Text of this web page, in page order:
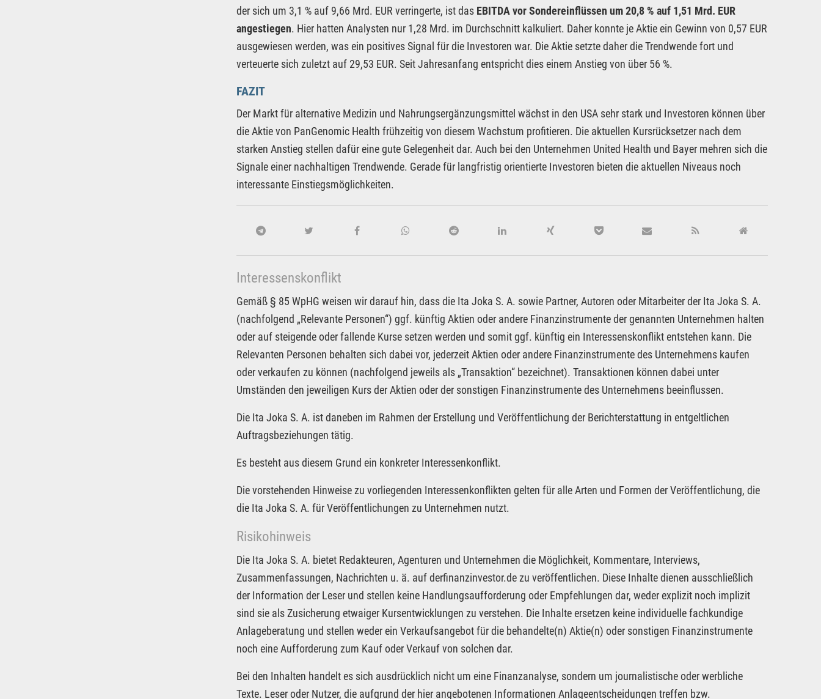
der sich um 3,1 % auf 9,66 Mrd. EUR verringerte, ist das EBITDA vor Sondereinflüssen um 20,8 % auf 1,51 Mrd. EUR
angestiegen. Hier hatten Analysten nur 1,28 Mrd. im Durchschnitt kalkuliert. Daher konnte je Aktie ein Gewinn von 0,57 EUR
ausgewiesen werden, was ein positives Signal für die Investoren war. Die Aktie setzte daher die Trendwende fort und
verteuerte sich zuletzt auf 29,53 EUR. Seit Jahresanfang entspricht dies einem Anstieg von über 56 %.
FAZIT
Der Markt für alternative Medizin und Nahrungsergänzungsmittel wächst in den USA sehr stark und Investoren können über
die Aktie von PanGenomic Health frühzeitig von diesem Wachstum profitieren. Die aktuellen Kursrücksetzer nach dem
starken Anstieg stellen dafür eine gute Gelegenheit dar. Auch bei den Unternehmen United Health und Bayer mehren sich die
Signale einer nachhaltigen Trendwende. Gerade für langfristig orientierte Investoren bieten die aktuellen Niveaus noch
interessante Einstiegsmöglichkeiten.
Interessenskonflikt
Gemäß § 85 WpHG weisen wir darauf hin, dass die Ita Joka S. A. sowie Partner, Autoren oder Mitarbeiter der Ita Joka S. A.
(nachfolgend „Relevante Personen“) ggf. künftig Aktien oder andere Finanzinstrumente der genannten Unternehmen halten
oder auf steigende oder fallende Kurse setzen werden und somit ggf. künftig ein Interessenskonflikt entstehen kann. Die
Relevanten Personen behalten sich dabei vor, jederzeit Aktien oder andere Finanzinstrumente des Unternehmens kaufen
oder verkaufen zu können (nachfolgend jeweils als „Transaktion“ bezeichnet). Transaktionen können dabei unter
Umständen den jeweiligen Kurs der Aktien oder der sonstigen Finanzinstrumente des Unternehmens beeinflussen.
Die Ita Joka S. A. ist daneben im Rahmen der Erstellung und Veröffentlichung der Berichterstattung in entgeltlichen
Auftragsbeziehungen tätig.
Es besteht aus diesem Grund ein konkreter Interessenkonflikt.
Die vorstehenden Hinweise zu vorliegenden Interessenkonflikten gelten für alle Arten und Formen der Veröffentlichung, die
die Ita Joka S. A. für Veröffentlichungen zu Unternehmen nutzt.
Risikohinweis
Die Ita Joka S. A. bietet Redakteuren, Agenturen und Unternehmen die Möglichkeit, Kommentare, Interviews,
Zusammenfassungen, Nachrichten u. ä. auf derfinanzinvestor.de zu veröffentlichen. Diese Inhalte dienen ausschließlich
der Information der Leser und stellen keine Handlungsaufforderung oder Empfehlungen dar, weder explizit noch implizit
sind sie als Zusicherung etwaiger Kursentwicklungen zu verstehen. Die Inhalte ersetzen keine individuelle fachkundige
Anlageberatung und stellen weder ein Verkaufsangebot für die behandelte(n) Aktie(n) oder sonstigen Finanzinstrumente
noch eine Aufforderung zum Kauf oder Verkauf von solchen dar.
Bei den Inhalten handelt es sich ausdrücklich nicht um eine Finanzanalyse, sondern um journalistische oder werbliche
Texte. Leser oder Nutzer, die aufgrund der hier angebotenen Informationen Anlageentscheidungen treffen bzw.